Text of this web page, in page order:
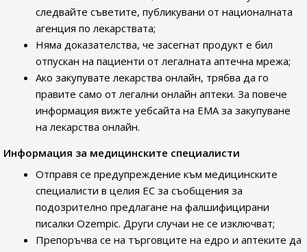
следвайте съветите, публикувани от националната
агенция по лекарствата;
Няма доказателства, че засегнат продукт е бил
отпускан на пациенти от легалната аптечна мрежа;
Ако закупувате лекарства онлайн, трябва да го
правите само от легални онлайн аптеки. За повече
информация вижте уебсайта на ЕМА за закупуване
на лекарства онлайн.
Информация за медицинските специалисти
Отправя се предупреждение към медицинските
специалисти в целия ЕС за съобщения за
подозрително предлагане на фалшифицирани
писалки Ozempic. Други случаи не се изключват;
Препоръчва се на търговците на едро и аптеките да